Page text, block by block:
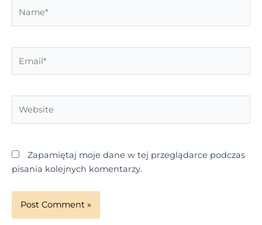
Zapamiętaj moje dane w tej przeglądarce podczas
pisania kolejnych komentarzy.